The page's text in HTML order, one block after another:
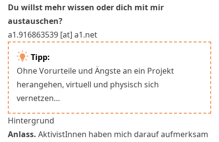
Du willst mehr wissen oder dich mit mir
austauschen?
a1.916863539 [at] a1.net
Tipp:
Ohne Vorurteile und Ängste an ein Projekt
herangehen, virtuell und physisch sich
vernetzen…
Hintergrund
Anlass. AktivistInnen haben mich darauf aufmerksam